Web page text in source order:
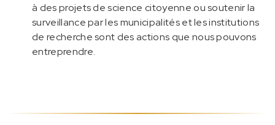
à des projets de science citoyenne ou soutenir la
surveillance par les municipalités et les institutions
de recherche sont des actions que nous pouvons
entreprendre.